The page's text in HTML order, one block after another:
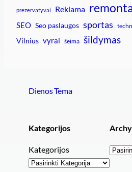
prezervatyvai Reklama
SEO Seo paslaugos sportas
Vilnius vyrai šeima šildymas
Dienos Tema
Kategorijos
Kategorijos